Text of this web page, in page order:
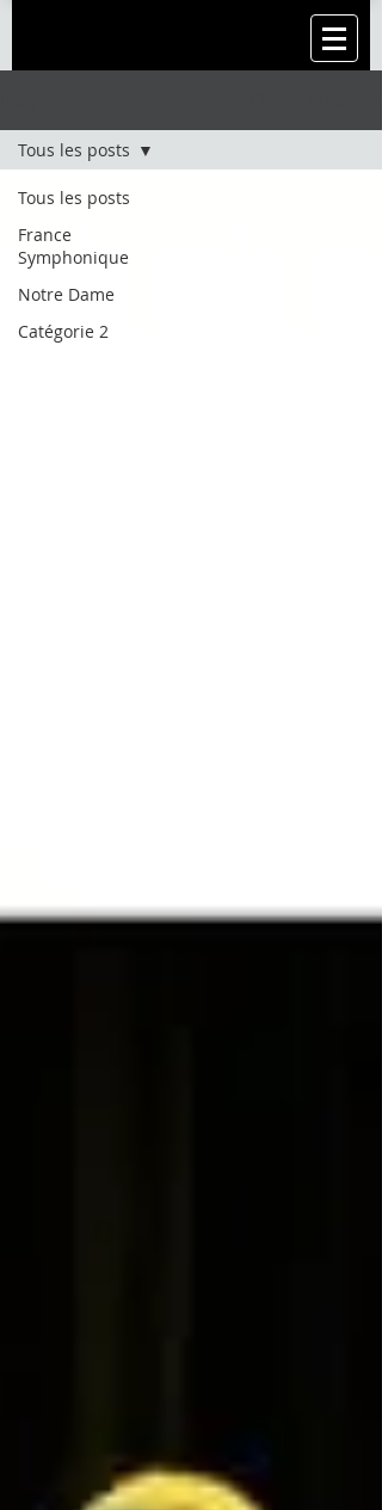
Tous les posts
France
Symphonique
Notre Dame
Catégorie 2
Tous les posts